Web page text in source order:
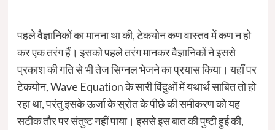
पहले वैज्ञानिकों का मानना था की, टेकयोन कण वास्तव में कण न हो
कर एक तरंग हैं। इसको पहले तरंग मानकर वैज्ञानिकों ने इससे
प्रकाश की गति से भी तेज सिग्नल भेजने का प्रयास किया। यहाँ पर
टेकयोन, Wave Equation के सारी विंदुओं में यथार्थ साबित तो हो
रहा था, परंतु इसके ऊर्जा के स्रोत के पीछे की समीकरण को यह
सटीक तौर पर संतुष्ट नहीं पाया। इससे इस बात की पुष्टी हुई की,